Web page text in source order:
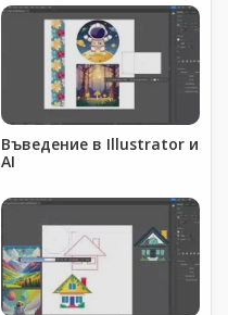
Въведение в Illustrator и
AI